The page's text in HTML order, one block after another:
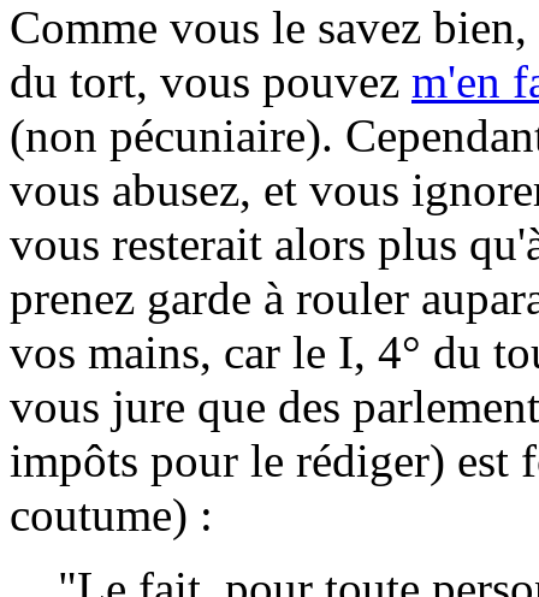
Comme vous le savez
du tort, vous pouvez m'en
(non pécuniaire).
vous abusez, et vous
vous resterait alors plus
prenez garde à rouler
vos mains, car le I, 4° du
vous jure que des
impôts pour le rédiger) est
coutume) :